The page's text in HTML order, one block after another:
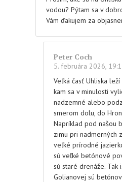
vodou? Pýtam sa v
Vám ďakujem za
Peter Coch
5. februára 2026,
Veľká časť Uhliska
kam sa v minulosti
nadzemné alebo
smerom dolu, do
Napríklad pod našou
zimu pri nadmerných
veľké prírodné
sú veľké betónové
sú staré drenáže. Tak
Golianovej sú